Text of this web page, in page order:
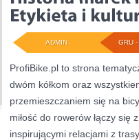
GRU
ADMIN
ProfiBike.pl to strona
dwóm kółkom oraz
przemieszczaniem się na
miłość do rowerów łączy się
inspirującymi relacjami z